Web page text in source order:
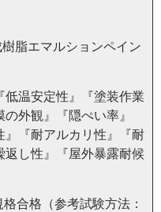
脂エマルションペイン
低温安定性』『塗装作業
外観』『隠ぺい率』
』『耐アルカリ性』『耐
し性』『屋外暴露耐候
合格（参考試験方法：